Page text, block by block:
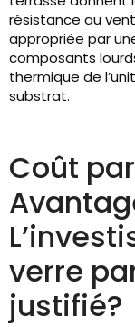
résistance au
appropriée par
composants
thermique de
substrat.
Coût
verre
justifié?